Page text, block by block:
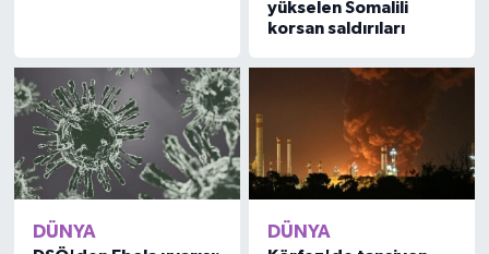
yükselen Somalili
korsan saldırıları
DÜNYA DÜNYA